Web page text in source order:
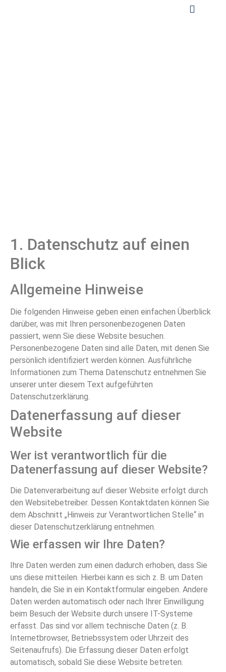
1. Datenschutz auf einen
Blick
Allgemeine Hinweise
Die folgenden Hinweise geben einen einfachen Überblick
darüber, was mit Ihren personenbezogenen Daten
passiert, wenn Sie diese Website besuchen.
Personenbezogene Daten sind alle Daten, mit denen Sie
persönlich identifiziert werden können. Ausführliche
Informationen zum Thema Datenschutz entnehmen Sie
unserer unter diesem Text aufgeführten
Datenschutzerklärung.
Datenerfassung auf dieser
Website
Wer ist verantwortlich für die
Datenerfassung auf dieser Website?
Die Datenverarbeitung auf dieser Website erfolgt durch
den Websitebetreiber. Dessen Kontaktdaten können Sie
dem Abschnitt „Hinweis zur Verantwortlichen Stelle“ in
dieser Datenschutzerklärung entnehmen.
Wie erfassen wir Ihre Daten?
Ihre Daten werden zum einen dadurch erhoben, dass Sie
uns diese mitteilen. Hierbei kann es sich z. B. um Daten
handeln, die Sie in ein Kontaktformular eingeben. Andere
Daten werden automatisch oder nach Ihrer Einwilligung
beim Besuch der Website durch unsere IT-Systeme
erfasst. Das sind vor allem technische Daten (z. B.
Internetbrowser, Betriebssystem oder Uhrzeit des
Seitenaufrufs). Die Erfassung dieser Daten erfolgt
automatisch, sobald Sie diese Website betreten.